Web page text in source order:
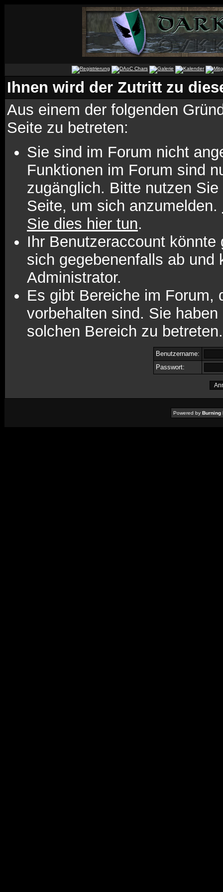
Ihnen wird der Zutritt zu
Aus einem der folgenden
Seite zu betreten:
Sie sind im Forum nicht
Funktionen im Forum sind
zugänglich. Bitte nutzen
Seite, um sich anzumelden.
Sie dies hier tun.
Ihr Benutzeraccount
sich gegebenenfalls ab und
Administrator.
Es gibt Bereiche im Forum,
vorbehalten sind. Sie
solchen Bereich zu betreten.
Benutzername:
Passwort:
Powered by Burning